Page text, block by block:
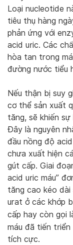
Loại nucleotide
tiêu thụ hàng
phản ứng với
acid uric. Các
hòa tan trong
đường nước tiểu
Nếu thận bị suy
cơ thể sản xuất
tăng, sẽ khiến
Đây là nguyên
đầu nồng độ
chưa xuất hiện
gút cấp. Giai
acid uric máu”
tăng cao kéo
urat ở các khớp
cấp hay còn gọi
máu đã tiến triển
tích cực.